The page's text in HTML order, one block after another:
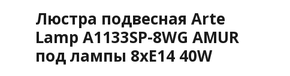
Люстра подвесная Arte
Lamp A1133SP-8WG AMUR
под лампы 8xE14 40W